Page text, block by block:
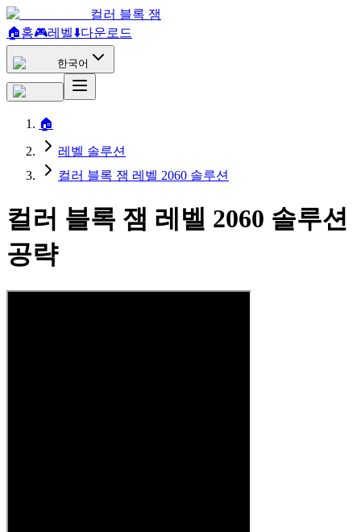
컬러 블록 잼
🏠홈🎮레벨⬇️다운로드
한국어
🏠
레벨 솔루션
컬러 블록 잼 레벨 2060 솔루션
컬러 블록 잼 레벨 2060 솔루션
공략